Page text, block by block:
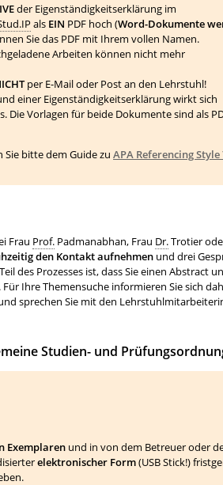
der Eigenständigkeitserklärung im
als EIN PDF hoch (Word-Dokumente
Sie das PDF mit Ihrem vollen Namen.
Arbeiten können nicht mehr
per E-Mail oder Post an den Lehrstuhl!
einer Eigenständigkeitserklärung wirkt sich
Die Vorlagen für beide Dokumente sind als
Sie bitte dem Guidezu APA Referencing Style
Frau Prof. Padmanabhan, Frau Dr.Trotier
den Kontakt aufnehmen und drei
des Prozesses ist, dass Sie einen Abstract
Ihre Themensuche informieren Sie sich
sprechen Sie mit den
Studien- und
Exemplaren und in von dem Betreuer oder
elektronischer Form(USB Stick!)